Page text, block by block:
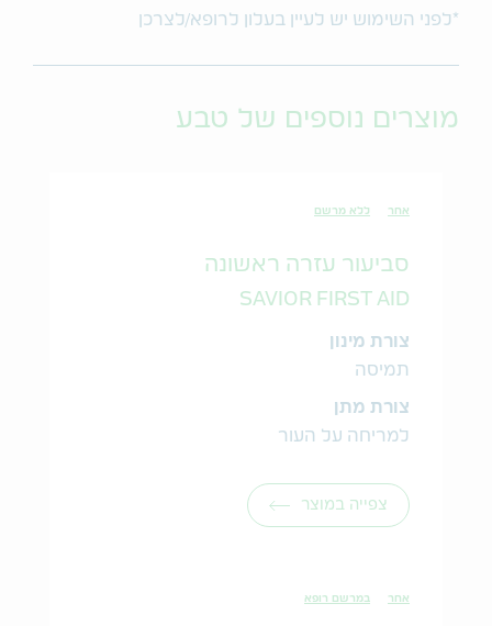
*לפני השימוש יש לעיין בעלון לרופא/לצרכן
מוצרים נוספים של טבע
אחר ללא מרשם
סביעור עזרה ראשונה
SAVIOR FIRST AID
צורת מינון
תמיסה
צורת מתן
למריחה על העור
צפייה במוצר
אחר במרשם רופא